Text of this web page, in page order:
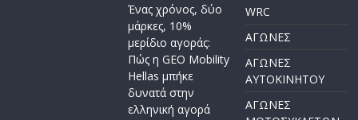
Ένας χρόνος, δύο
μάρκες, 10%
μερίδιο αγοράς:
Πώς η GEO Mobility
Hellas μπήκε
δυνατά στην
ελληνική αγορά
WRC
ΑΓΩΝΕΣ
ΑΓΩΝΕΣ
AYTOKINHTOY
ΑΓΩΝΕΣ